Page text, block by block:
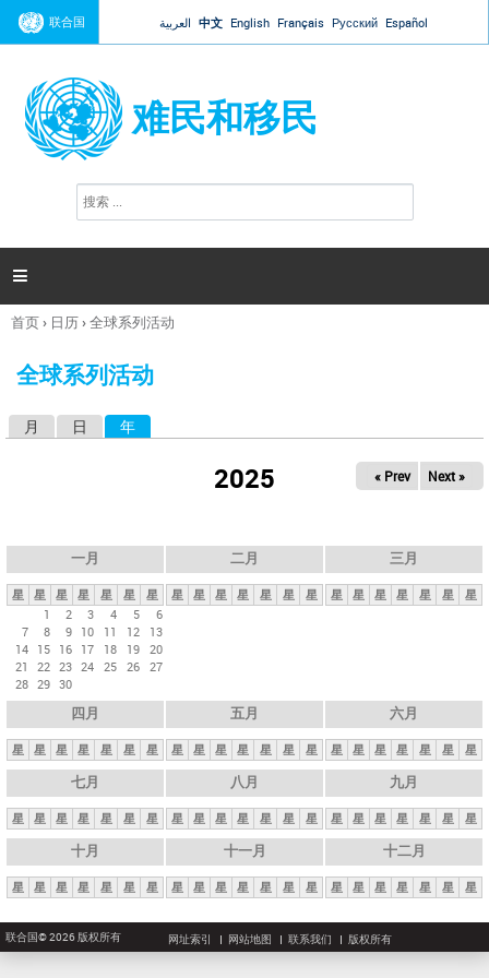
Jump to navigation
联合国 العربية 中文 English Français Русский Español
难民和移民
搜
索

你
这
首页› 日历›全球系列活动
全球系列活动
月 日 年
2025 « Prev Next »
一月
星 星 星 星 星 星
星
1
2 3 4 5
6
7
8 9 10 11 12
13
14 15 16 17 18 19 20
21
22 23 24 25 26 27
28 29 30
二月
星 星 星 星 星 星 星
三月
星 星 星 星 星 星 星
四月
星 星 星 星 星 星 星
五月
星 星 星 星 星 星 星
六月
星 星 星 星 星 星 星
七月
星 星 星 星 星 星 星
八月
星 星 星 星 星 星 星
九月
星 星 星 星 星 星 星
十月
星 星 星 星 星 星 星
十一月
星 星 星 星 星 星 星
十二月
星 星 星 星 星 星 星
联合国© 2026 版权所有 网址索引 网站地图 联系我们 版权所有